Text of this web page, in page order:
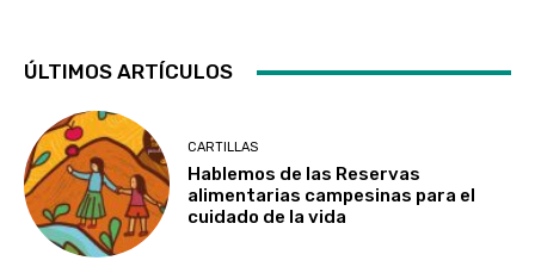
ÚLTIMOS ARTÍCULOS
CARTILLAS
Hablemos de las Reservas
alimentarias campesinas para el
cuidado de la vida